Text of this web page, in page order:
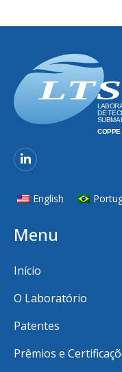
English
Menu
Início
O Laboratório
Patentes
Prêmios e